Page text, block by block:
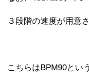
３段階の速度が用意
こちらはBPM90とい